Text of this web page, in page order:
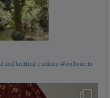
and knitting tradition #wollwaerts